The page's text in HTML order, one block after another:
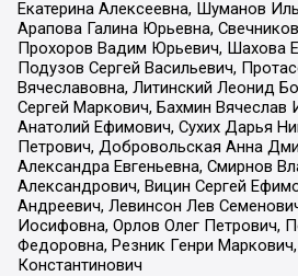
Екатерина Алексеевна, Шуманов
Арапова Галина Юрьевна,
Прохоров Вадим Юрьевич, Шахова
Подузов Сергей Васильевич,
Вячеславовна, Литинский Леонид
Сергей Маркович, Бахмин
Анатолий Ефимович, Сухих Дарья
Петрович, Добровольская Анна
Александра Евгеньевна, Смирнов
Александрович, Вицин Сергей
Андреевич, Левинсон Лев
Иосифовна, Орлов Олег Петрович,
Федоровна, Резник Генри
Константинович